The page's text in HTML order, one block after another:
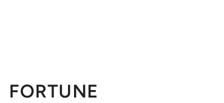
FORTUNE